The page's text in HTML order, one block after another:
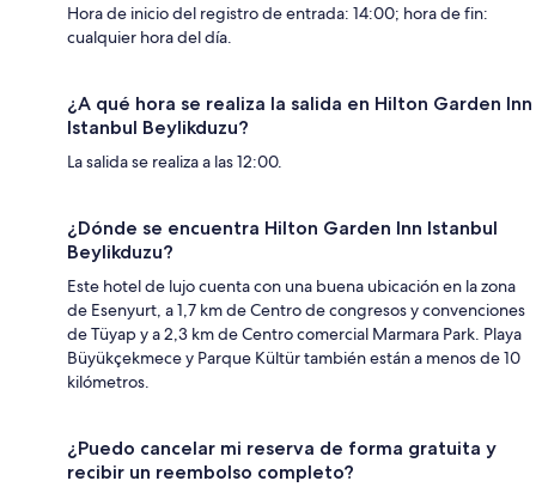
Hora de inicio del registro de entrada: 14:00; hora de fin:
cualquier hora del día.
¿A qué hora se realiza la salida en Hilton Garden Inn
Istanbul Beylikduzu?
La salida se realiza a las 12:00.
¿Dónde se encuentra Hilton Garden Inn Istanbul
Beylikduzu?
Este hotel de lujo cuenta con una buena ubicación en la zona
de Esenyurt, a 1,7 km de Centro de congresos y convenciones
de Tüyap y a 2,3 km de Centro comercial Marmara Park. Playa
Büyükçekmece y Parque Kültür también están a menos de 10
kilómetros.
¿Puedo cancelar mi reserva de forma gratuita y
recibir un reembolso completo?